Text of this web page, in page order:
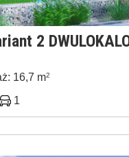
2
16,7 m2
1